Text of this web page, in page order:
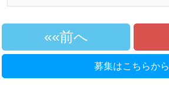
«前へ
募集はこちらから